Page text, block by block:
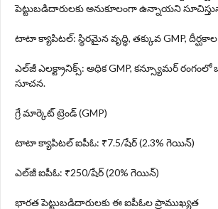
పెట్టుబడిదారులకు అనుకూలంగా ఉన్నాయని
టాటా క్యాపిటల్: స్థిరమైన వృద్ధి, తక్కువ GMP,
ఎల్‌జీ ఎలక్ట్రానిక్స్: అధిక GMP, కన్స్యూమర్
సూచన.
గ్రే మార్కెట్ ట్రెండ్ (GMP)
టాటా క్యాపిటల్ ఐపీఓ: ₹7.5/షేర్ (2.3% గెయిన్)
ఎల్‌జీ ఐపీఓ: ₹250/షేర్ (20% గెయిన్)
భారత పెట్టుబడిదారులకు ఈ ఐపీఓల ప్రాముఖ్యత